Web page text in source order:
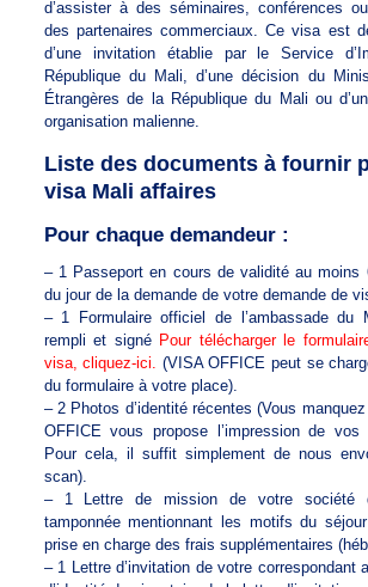
d’assister à des séminaires, conférences
des partenaires commerciaux. Ce visa est
d’une invitation établie par le Service
République du Mali, d’une décision du
Étrangères de la République du Mali ou
organisation malienne.
Liste des documents à fournir
visa Mali affaires
Pour chaque demandeur :
– 1 Passeport en cours de validité au moins
du jour de la demande de votre demande de
– 1 Formulaire officiel de l’ambassade du
rempli et signé Pour télécharger le
visa, cliquez-ici.
(VISA OFFICE peut se
du formulaire à votre place).
– 2 Photos d’identité récentes (Vous
OFFICE vous propose l’impression de vos
Pour cela, il suffit simplement de nous
scan).
– 1 Lettre de mission de votre société
tamponnée mentionnant les motifs du
prise en charge des frais supplémentaires
– 1 Lettre d’invitation de votre correspondant